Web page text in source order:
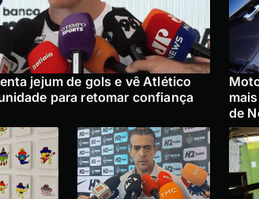
jejum de gols e vê Atlético
para retomar confiança
de